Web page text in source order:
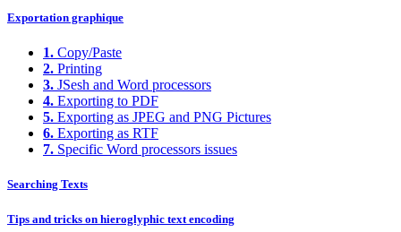
Exportation graphique
1. Copy/Paste
2. Printing
3. JSesh and Word processors
4. Exporting to PDF
5. Exporting as JPEG and PNG Pictures
6. Exporting as RTF
7. Specific Word processors issues
Searching Texts
Tips and tricks on hieroglyphic text encoding